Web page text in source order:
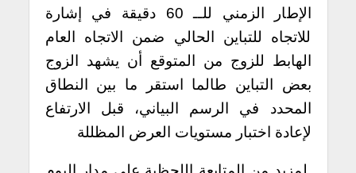
الإطار الزمني للــ 60 دقيقة في إشارة
للاتجاه للتباين الحالي ضمن الاتجاه العام
الهابط للزوج من المتوقع أن يشهد الزوج
بعض التباين طالما استقر ما بين النطاق
المحدد في الرسم البياني، قبل الارتفاع
لإعادة اختبار مستويات العرض المظللة